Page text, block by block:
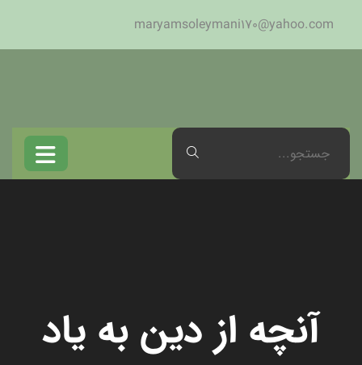
maryamsoleymani170@yahoo.com
آنچه از دین به یاد